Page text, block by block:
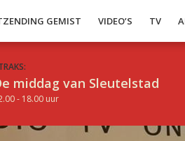
GEMIST VIDEO’S TV
middag van Sleutelstad
- 18.00 uur